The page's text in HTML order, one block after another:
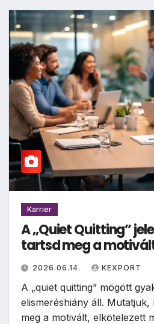
Karrier
A „Quiet Quitting”
tartsd meg a
2026.06.14. KEXPORT
A „quiet quitting” mögött
elismeréshiány áll.
meg a motivált, elkötelezett